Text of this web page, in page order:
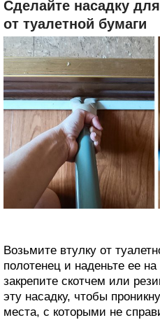
Сделайте насадку
от туалетной бумаги
Возьмите втулку от
полотенец и наденьте ее
закрепите скотчем или
эту насадку, чтобы
места, с которыми не